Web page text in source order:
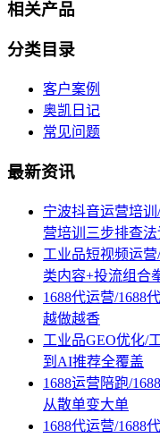
相关产品
分类目录
客户案例
奥凯日记
常见问题
最新资讯
宁波抖音运营培
营培训三步排查
工业品短视频运
类内容+投流组合
1688代运营/1688
越做越香
工业品GEO优化/
到AI推荐全覆盖
1688运营陪跑/
从散单变大单
1688代运营/1688